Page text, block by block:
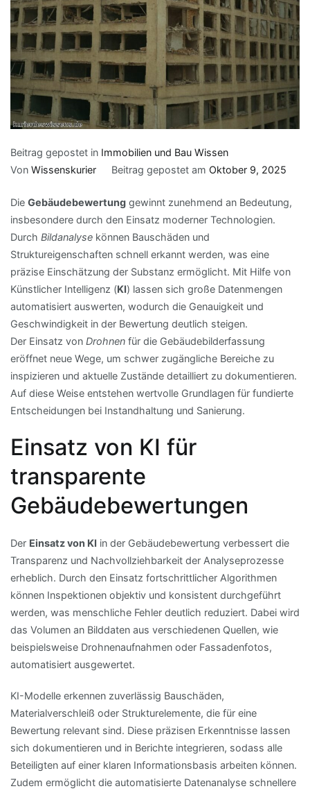
Beitrag gepostet in Immobilien und Bau Wissen
Von Wissenskurier Beitrag gepostet am Oktober 9, 2025
Die Gebäudebewertung gewinnt zunehmend an Bedeutung,
insbesondere durch den Einsatz moderner Technologien.
Durch Bildanalyse können Bauschäden und
Struktureigenschaften schnell erkannt werden, was eine
präzise Einschätzung der Substanz ermöglicht. Mit Hilfe von
Künstlicher Intelligenz (KI) lassen sich große Datenmengen
automatisiert auswerten, wodurch die Genauigkeit und
Geschwindigkeit in der Bewertung deutlich steigen.
Der Einsatz von Drohnen für die Gebäudebilderfassung
eröffnet neue Wege, um schwer zugängliche Bereiche zu
inspizieren und aktuelle Zustände detailliert zu dokumentieren.
Auf diese Weise entstehen wertvolle Grundlagen für fundierte
Entscheidungen bei Instandhaltung und Sanierung.
Einsatz von KI für
transparente
Gebäudebewertungen
Der Einsatz von KI in der Gebäudebewertung verbessert die
Transparenz und Nachvollziehbarkeit der Analyseprozesse
erheblich. Durch den Einsatz fortschrittlicher Algorithmen
können Inspektionen objektiv und konsistent durchgeführt
werden, was menschliche Fehler deutlich reduziert. Dabei wird
das Volumen an Bilddaten aus verschiedenen Quellen, wie
beispielsweise Drohnenaufnahmen oder Fassadenfotos,
automatisiert ausgewertet.
KI-Modelle erkennen zuverlässig Bauschäden,
Materialverschleiß oder Strukturelemente, die für eine
Bewertung relevant sind. Diese präzisen Erkenntnisse lassen
sich dokumentieren und in Berichte integrieren, sodass alle
Beteiligten auf einer klaren Informationsbasis arbeiten können.
Zudem ermöglicht die automatisierte Datenanalyse schnellere